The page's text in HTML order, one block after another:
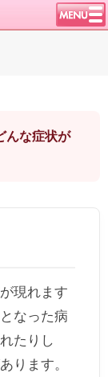
んな症状が
現れます
なった病
たりし
ります。